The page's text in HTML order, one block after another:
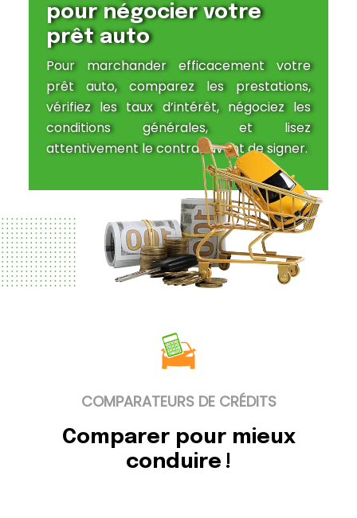
pour négocier votre
prêt auto
Pour marchander efficacement votre
prêt auto, comparez les prestations,
vérifiez les taux d’intérêt, négociez les
conditions générales, et lisez
attentivement le contrat avant de signer.
COMPARATEURS DE CRÉDITS
Comparer pour mieux
conduire !